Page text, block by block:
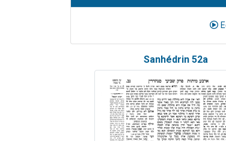
Sanhédrin 52a